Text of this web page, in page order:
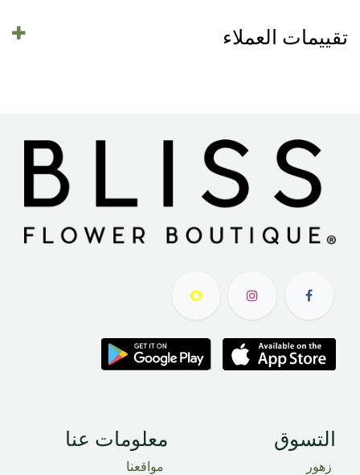
تقييمات العملاء
التسوق​
زهور
معلومات عنا
مواقعنا